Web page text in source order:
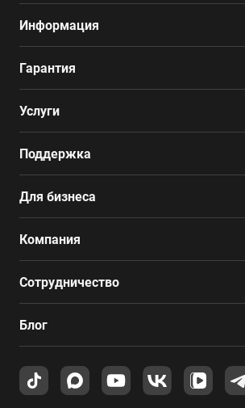
Информация
Гарантия
Услуги
Поддержка
Для бизнеса
Компания
Сотрудничество
Блог